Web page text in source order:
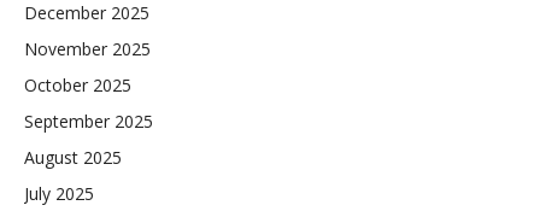
December 2025
November 2025
October 2025
September 2025
August 2025
July 2025